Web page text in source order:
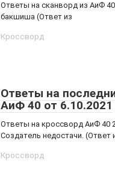
Ответы на сканворд из АиФ
бакшиша (Ответ из
Кроссворд
Ответы на
АиФ 40 от 6.10.2021
Ответы на кроссворд АиФ 40
Создатель недостачи. (Ответ
Кроссворд